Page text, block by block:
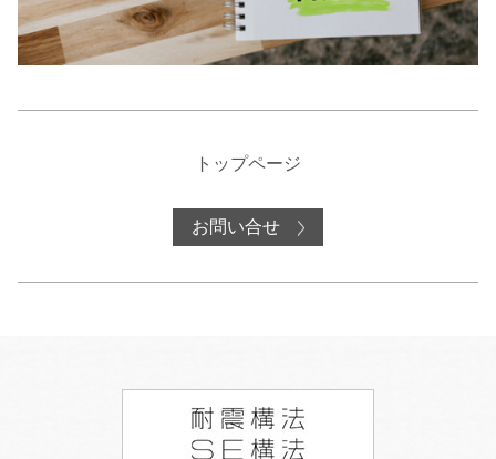
トップページ
お問い合せ